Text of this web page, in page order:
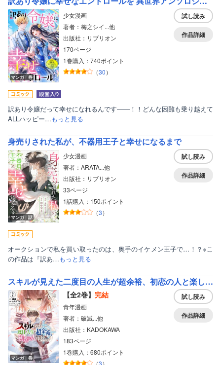
マンガ｜巻
少女漫画
著者：梅之シイ...他
出版社：リブリオン
170ページ
1巻購入：740ポイント
（30）
試し読み
作品詳細
訳あり令嬢だって幸せになれるんです――！！どんな困難も乗り越えて
ALLハッピー…もっと見る
身売りされた私が、不器用王子と幸せになるまで
マンガ｜話
少女漫画
著者：ARATA...他
出版社：リブリオン
33ページ
1話購入：150ポイント
（3）
試し読み
作品詳細
オークションで私を買い取ったのは、奥手のイケメン王子で…！？※こ
の作品は『訳あ…もっと見る
スキルが見えた二度目の人生が超余裕、初恋の人と楽しく過ごしています
マンガ｜巻
【全2巻】 完結
青年漫画
著者：破滅...他
出版社：KADOKAWA
183ページ
1巻購入：680ポイント
試し読み
作品詳細
ボーイズラブ